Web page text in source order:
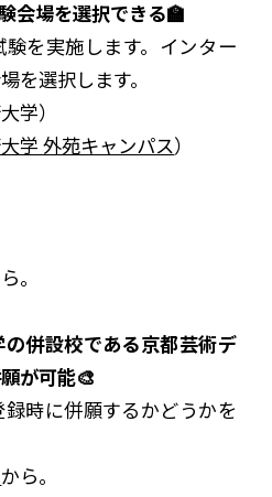
会場を選択できる🏫
を実施します。インター
を選択します。
学）
学 外苑キャンパス）
。
併設校である京都芸術デ
が可能🎨
時に併願するかどうかを
から。